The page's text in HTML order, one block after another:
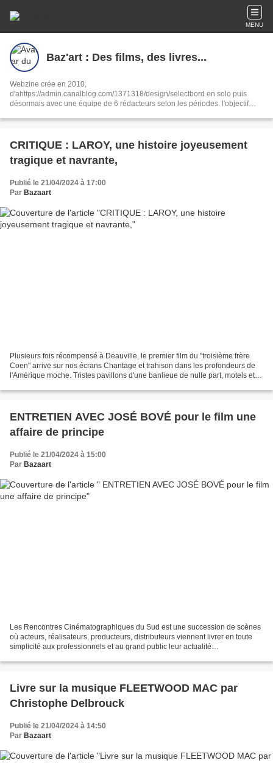
MENU
Baz'art : Des films, des livres...
Webzine crée en 2010,
d'ahttps://admin.canalblog.com/1371318/design/selectbord en solo puis
désormais avec une équipe de 6 rédacteurs selon les périodes. l'objectif
ciné, livres, musique, interviews, spectacles.
CRITIQUE : LAROY, une histoire joyeusement
tragique et navrante,
Publié le 21/04/2024 à 17:00
Par Bazaart
Plusieurs fois récompensé à Deauville, le premier film du "troisième frère
Coen" arrive sur nos écrans Chantage et trahison dans les profondeurs de
l'Amérique moche. Tristes pavillons d'une banlieue de nulle part, motels et
ENTRETIEN AVEC JOSÉ BOVÉ pour le film une
affaire de principe
Publié le 21/04/2024 à 15:00
Par Bazaart
Les Rencontres Cinématographiques du Sud est une succession de scènes
où acteurs, réalisateurs, producteurs, distributeurs viennent livrer en toute
simplicité aux professionnels et au grand public leur actualité
Livre sur la musique FLEETWOOD MAC par
Christophe Delbrouck
Publié le 21/04/2024 à 14:50
Par Bazaart